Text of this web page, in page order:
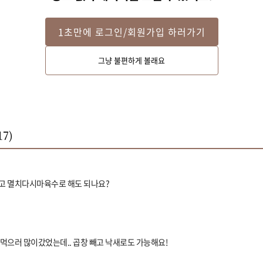
1초만에 로그인/회원가입 하러가기
그냥 불편하게 볼래요
)
멸치다시마육수로 해도 되나요?
으러 많이갔었는데.. 곱창 빼고 낙새로도 가능해요!